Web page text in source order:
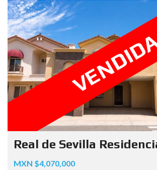
Real de Sevilla
MXN $4,070,000